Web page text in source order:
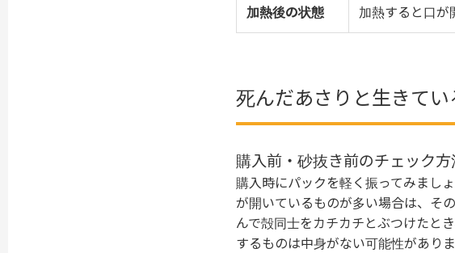
加熱後の状態 加熱すると口が
死んだあさりと生きて
購入前・砂抜き前のチェック
購入時にパックを軽く振ってみまし
が開いているものが多い場合は、そ
んで殻同士をカチカチとぶつけたと
するものは中身がない可能性がありま